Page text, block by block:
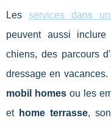
Les services dans
peuvent aussi
chiens, des parcours
dressage en
mobil homes ou les
et home terrasse,